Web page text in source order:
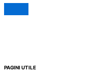
PAGINI UTILE